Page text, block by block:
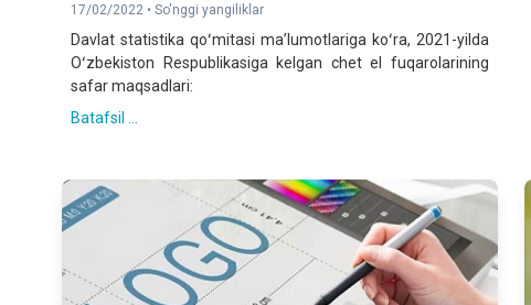
17/02/2022 • So'nggi yangiliklar
Davlat statistika qoʻmitasi maʼlumotlariga koʻra, 2021-yilda
Oʻzbekiston Respublikasiga kelgan chet el fuqarolarining
safar maqsadlari:
Batafsil ...